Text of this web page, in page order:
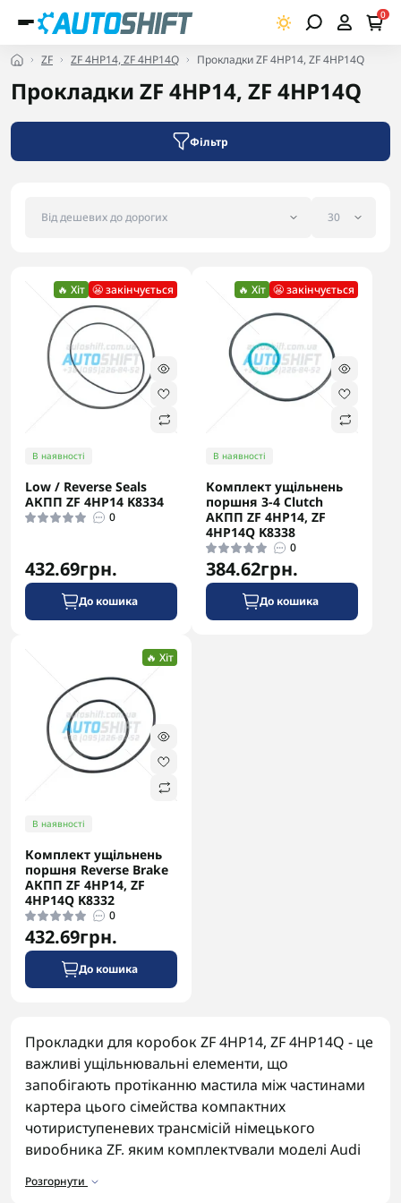
0
ZF ZF 4HP14, ZF 4HP14Q Прокладки ZF 4HP14, ZF 4HP14Q
Прокладки ZF 4HP14, ZF 4HP14Q
Фільтр
🔥 Хіт 😬 закінчується
В наявності
Low / Reverse Seals
АКПП ZF 4HP14 K8334
0
432.69грн.
До кошика
🔥 Хіт 😬 закінчується
В наявності
Комплект ущільнень
поршня 3-4 Clutch
АКПП ZF 4HP14, ZF
4HP14Q K8338
0
384.62грн.
До кошика
🔥 Хіт
В наявності
Комплект ущільнень
поршня Reverse Brake
АКПП ZF 4HP14, ZF
4HP14Q K8332
0
432.69грн.
До кошика
Прокладки для коробок ZF 4HP14, ZF 4HP14Q - це
важливі ущільнювальні елементи, що
запобігають протіканню мастила між частинами
картера цього сімейства компактних
чотириступеневих трансмісій німецького
виробника ZF, яким комплектували моделі Audi
Літера Q у позначенні відповідає повнопривідній
Розгорнути